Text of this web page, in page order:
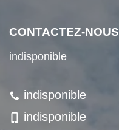
CONTACTEZ-NOUS
indisponible
indisponible
indisponible